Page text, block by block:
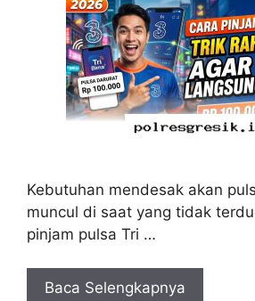
Kebutuhan mendesak akan
muncul di saat yang tidak
pinjam pulsa Tri …
Baca Selengkapnya